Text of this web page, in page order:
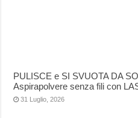
PULISCE e SI SVUOTA DA
Aspirapolvere senza fili con
31 Luglio, 2026